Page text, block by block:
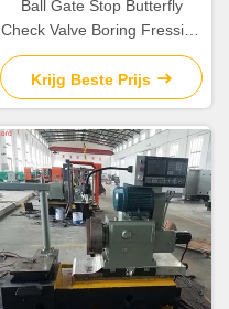
Ball Gate Stop Butterfly
Check Valve Boring Fressing
And Turning Machine
Draaiwiel 50 R/Min
Krijg Beste Prijs